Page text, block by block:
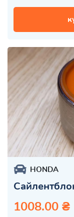
HONDA
1008.00 ₴